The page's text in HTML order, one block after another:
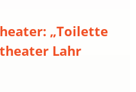
„Toilette
Lahr